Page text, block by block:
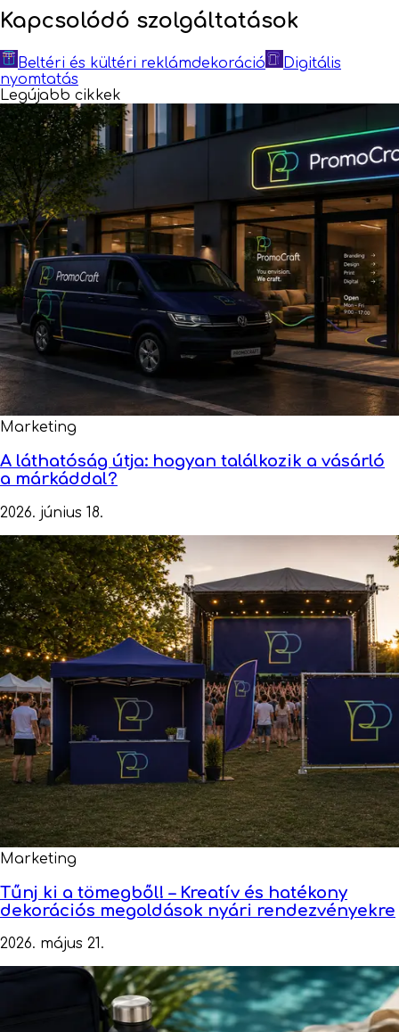
Kapcsolódó szolgáltatások
Beltéri és kültéri reklámdekoráció
Digitális
nyomtatás
Legújabb cikkek
Marketing
A láthatóság útja: hogyan találkozik a vásárló
a márkáddal?
2026. június 18.
Marketing
Tűnj ki a tömegből! – Kreatív és hatékony
dekorációs megoldások nyári rendezvényekre
2026. május 21.